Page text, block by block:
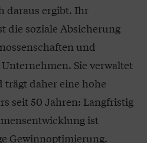
daraus ergibt. Ihr
die soziale Absicherung
und
Sie verwaltet
trägt daher eine hohe
seit 50 Jahren: Langfristig
ist
Gewinnoptimierung.